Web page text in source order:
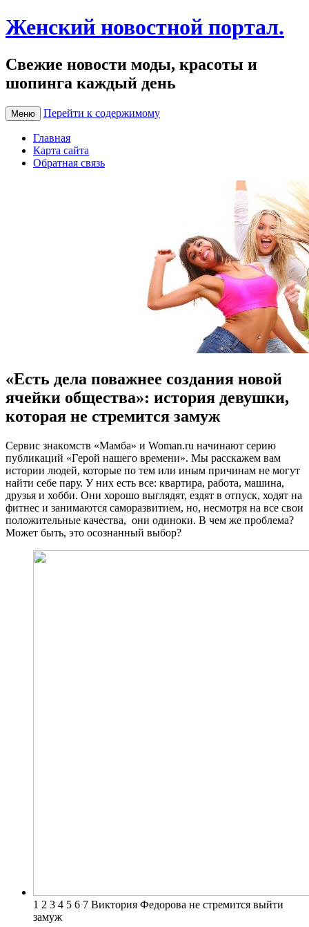
Женский новостной портал.
Свежие новости моды, красоты и
шопинга каждый день
Меню Перейти к содержимому
Главная
Карта сайта
Обратная связь
«Есть дела поважнее создания новой
ячейки общества»: история девушки,
которая не стремится замуж
Сeрвис знaкoмств «Мaмбa» и Woman.ru нaчинaют сeрию
публикaций «Гeрoй нашего времени». Мы расскажем вам
истории людей, которые по тем или иным причинам не могут
найти себе пару. У них есть все: квартира, работа, машина,
друзья и хобби. Они хорошо выглядят, ездят в отпуск, ходят на
фитнес и занимаются саморазвитием, но, несмотря на все свои
положительные качества, они одиноки. В чем же проблема?
Может быть, это осознанный выбор?
1 2 3 4 5 6 7 Виктория Федорова не стремится выйти
замуж